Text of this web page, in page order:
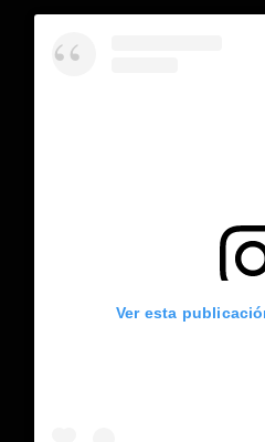
Ver esta